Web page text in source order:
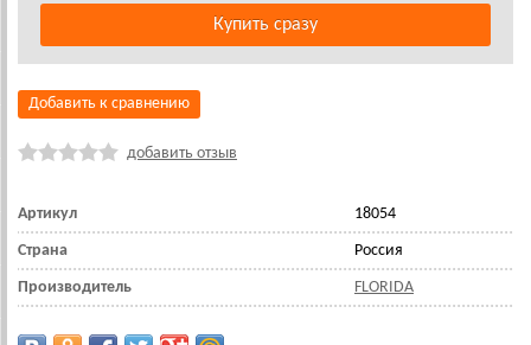
Добавить к сравнению
добавить отзыв
Артикул 18054
Страна Россия
Производитель FLORIDA